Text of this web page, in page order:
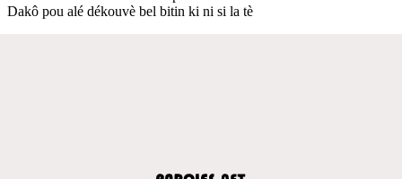
Dakô pou alé dékouvè bel bitin ki ni si la tè